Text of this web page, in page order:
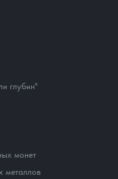
глубин"
монет
металлов